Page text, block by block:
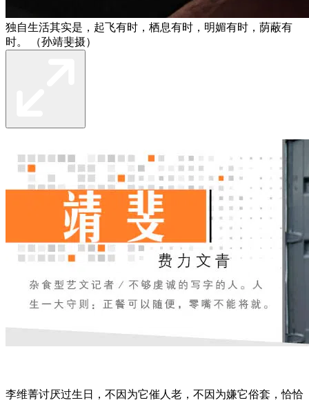
独自生活其实是，起飞有时，栖息有时，明媚有时，荫蔽有
时。 （孙靖斐摄）
李维菁讨厌过生日，不因为它催人老，不因为嫌它俗套，恰恰